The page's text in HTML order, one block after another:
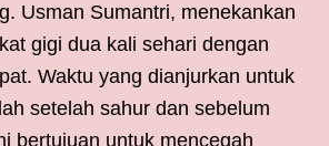
Usman Sumantri, menekankan
gigi dua kali sehari dengan
Waktu yang dianjurkan untuk
setelah sahur dan sebelum
bertujuan untuk mencegah